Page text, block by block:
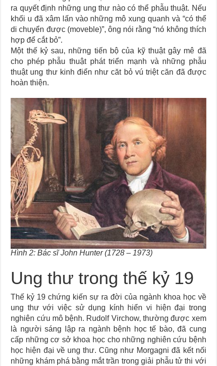
ra quyết định những ung thư nào có thể phẫu thuật. Nếu
khối u đã xâm lấn vào những mô xung quanh và “có thể
di chuyển được (moveble)”, ông nói rằng “nó không thích
hợp để cắt bỏ”.
Một thế kỷ sau, những tiến bộ của kỹ thuật gây mê đã
cho phép phẫu thuật phát triển mạnh và những phẫu
thuật ung thư kinh điển như căt bỏ vú triệt căn đã được
hoàn thiện.
Hình 2: Bác sĩ John Hunter (1728 – 1973)
Ung thư trong thế kỷ 19
Thế kỷ 19 chứng kiến sự ra đời của ngành khoa học về
ung thư với việc sử dụng kính hiển vi hiện đại trong
nghiên cứu mô bệnh. Rudolf Virchow, thường được xem
là người sáng lập ra ngành bệnh học tế bào, đã cung
cấp những cơ sở khoa học cho những nghiên cứu bệnh
học hiện đại về ung thư. Cũng như Morgagni đã kết nối
những khám phá bằng mắt trần trong giải phẫu tử thi với